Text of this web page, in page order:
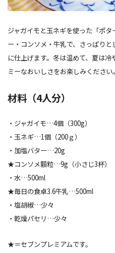
ジャガイモと玉ネギを使った「ポ
ー・コンソメ・牛乳で、さっぱり
に仕上げます。冬は温めて、夏は
ミーなおいしさをお楽しみください。
材料（4人分）
・ジャガイモ…4個（300g）
・玉ネギ…1個（200ｇ）
・加塩バター…20g
★コンソメ顆粒…9g（小さじ3杯）
・水…500ml
★毎日の食卓3.6牛乳…500ml
・塩胡椒…少々
・乾燥パセリ…少々
★＝セブンプレミアムです。